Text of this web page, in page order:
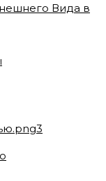
Вида в